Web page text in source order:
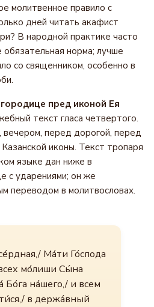
молитвенное правило с
дней читать акафист
В народной практике часто
норма; лучше
со священником, особенно в
пред иконой Ея
текст гласа четвертого.
вечером, перед дорогой, перед
иконы. Текст тропаря
языке дан ниже в
с ударениями; он же
переводом в молитвословах.
Ма́ти Го́спода
мо́лиши Сы́на
Бо́га на́шего,/ и всем
в держа́вный